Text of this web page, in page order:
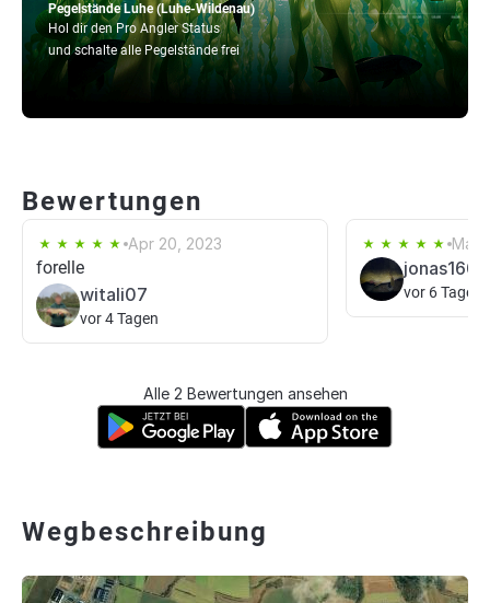
Pegelstände Luhe (Luhe-Wildenau)
Hol dir den Pro Angler Status
und schalte alle Pegelstände frei
Bewertungen
Apr 20, 2023
forelle
witali07
vor 4 Tagen
May
jonas1609
vor 6 Tagen
Alle 2 Bewertungen ansehen
Wegbeschreibung